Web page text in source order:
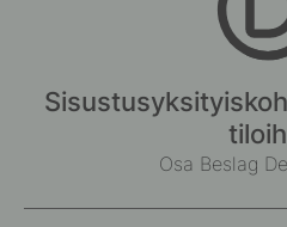
Osa Beslag